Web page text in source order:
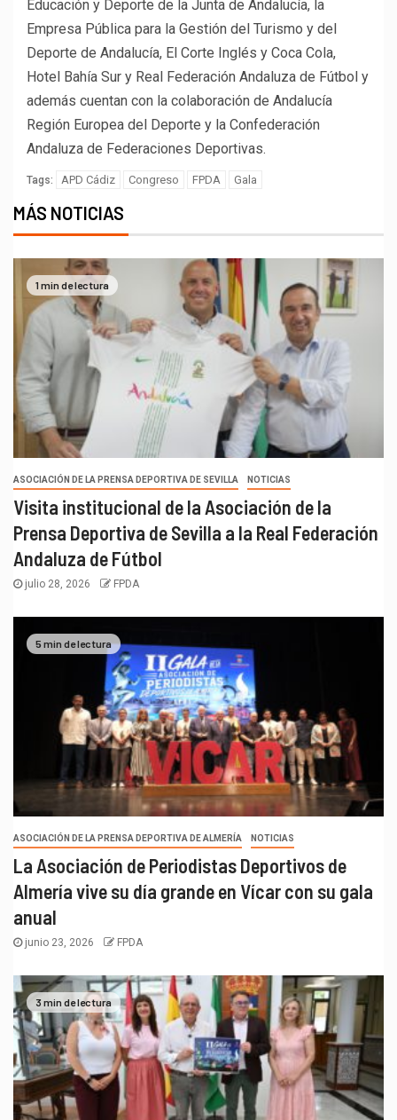
Educación y Deporte de la Junta de Andalucía, la
Empresa Pública para la Gestión del Turismo y del
Deporte de Andalucía, El Corte Inglés y Coca Cola,
Hotel Bahía Sur y Real Federación Andaluza de Fútbol y
además cuentan con la colaboración de Andalucía
Región Europea del Deporte y la Confederación
Andaluza de Federaciones Deportivas.
Tags: APD Cádiz Congreso FPDA Gala
MÁS NOTICIAS
1 min de lectura
ASOCIACIÓN DE LA PRENSA DEPORTIVA DE SEVILLA NOTICIAS
Visita institucional de la Asociación de la
Prensa Deportiva de Sevilla a la Real Federación
Andaluza de Fútbol
julio 28, 2026 FPDA
5 min de lectura
ASOCIACIÓN DE LA PRENSA DEPORTIVA DE ALMERÍA NOTICIAS
La Asociación de Periodistas Deportivos de
Almería vive su día grande en Vícar con su gala
anual
junio 23, 2026 FPDA
3 min de lectura